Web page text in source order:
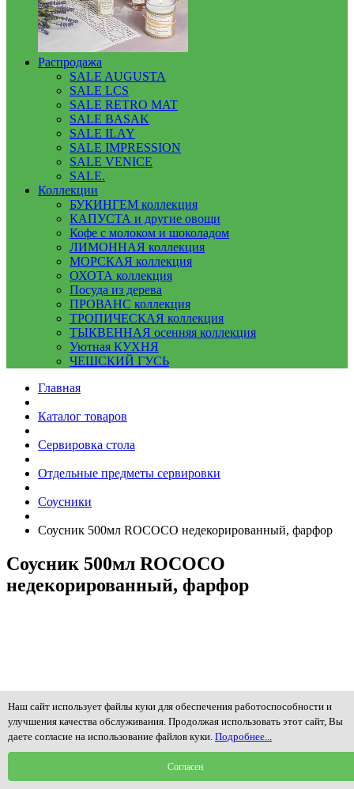
Распродажа
SALE AUGUSTA
SALE LCS
SALE RETRO MAT
SALE BASAK
SALE ILAY
SALE IMPRESSION
SALE VENICE
SALE.
Коллекции
БУКИНГЕМ коллекция
КАПУСТА и другие овощи
Кофе с молоком и шоколадом
ЛИМОННАЯ коллекция
МОРСКАЯ коллекция
ОХОТА коллекция
Посуда из дерева
ПРОВАНС коллекция
ТРОПИЧЕСКАЯ коллекция
ТЫКВЕННАЯ осенняя коллекция
Уютная КУХНЯ
ЧЕШСКИЙ ГУСЬ
Главная
Каталог товаров
Сервировка стола
Отдельные предметы сервировки
Соусники
Соусник 500мл ROCOCO недекорированный, фарфор
Соусник 500мл ROCOCO
недекорированный, фарфор
Наш сайт использует файлы куки для обеспечения работоспособности и
улучшения качества обслуживания. Продолжая использовать этот сайт, Вы
даете согласие на использование файлов куки. Подробнее...
Согласен